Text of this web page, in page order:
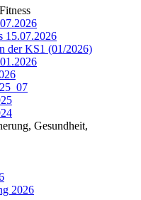
15.07.2026
der KS1 (01/2026)
Gesundheit,
2026